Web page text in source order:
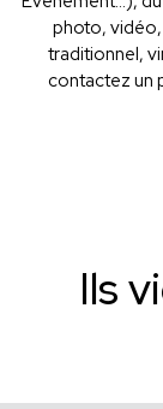
photo, vidéo,
traditionnel,
contactez un
Ils